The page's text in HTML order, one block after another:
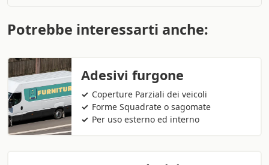
Potrebbe interessarti anche:
Adesivi furgone
Coperture Parziali dei veicoli
Forme Squadrate o sagomate
Per uso esterno ed interno